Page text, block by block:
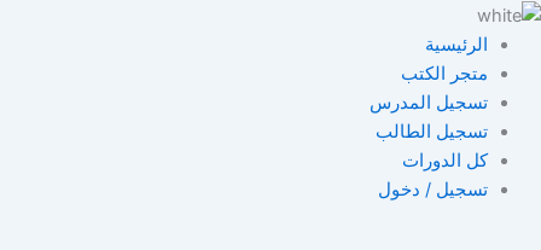
تخطي
المحتوى
الرئيسية
متجر الكتب
تسجيل المدرس
تسجيل الطالب
كل الدورات
تسجيل / دخول